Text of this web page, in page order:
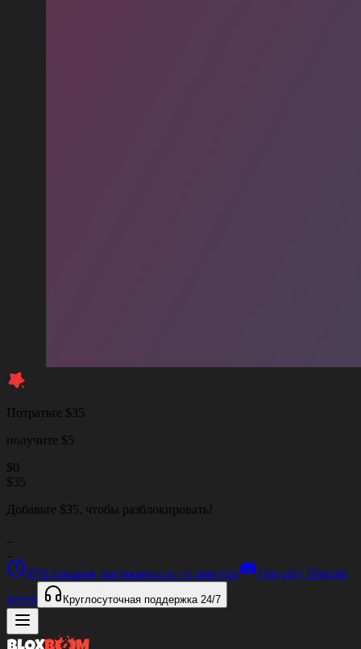
Потратьте $35
получите $5
$0
$35
Добавьте $35, чтобы разблокировать!
97% товаров доставлено за <4 минуты
Our only Discord
server
Круглосуточная поддержка 24/7